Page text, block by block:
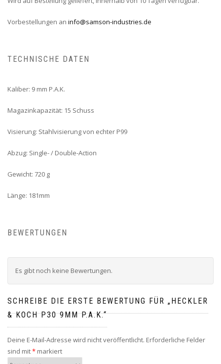
Vorbestellungen an info@samson-industries.de
TECHNISCHE DATEN
Kaliber: 9 mm P.A.K.
Magazinkapazität: 15 Schuss
Visierung: Stahlvisierung von echter P99
Abzug: Single- / Double-Action
Gewicht: 720 g
Länge: 181mm
BEWERTUNGEN
Es gibt noch keine Bewertungen.
SCHREIBE DIE ERSTE BEWERTUNG FÜR „HECKLER
& KOCH P30 9MM P.A.K.“
Deine E-Mail-Adresse wird nicht veröffentlicht. Erforderliche Felder
sind mit* markiert